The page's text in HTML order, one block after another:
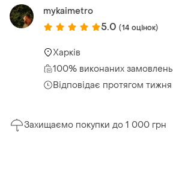
mykaimetro
5.0 (14 оцінок)
Харків
100% виконаних замовлень
Відповідає протягом тижня
Захищаємо покупки до 1 000 грн